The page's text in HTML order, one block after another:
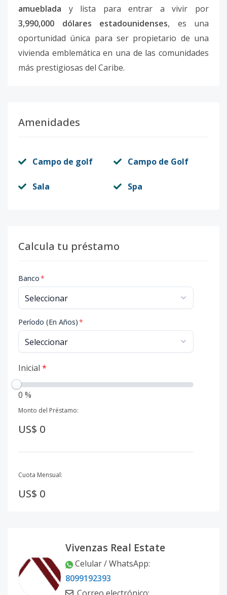
amueblada y lista para entrar a vivir por
3,990,000 dólares estadounidenses, es una
oportunidad única para ser propietario de una
vivienda emblemática en una de las comunidades
más prestigiosas del Caribe.
Amenidades
Campo de golf Campo de Golf
Sala Spa
Calcula tu préstamo
Banco*
Período (En Años)*
Inicial *
0 %
Monto del Préstamo:
US$ 0
Cuota Mensual:
US$ 0
Vivenzas Real Estate
Celular / WhatsApp:
8099192393